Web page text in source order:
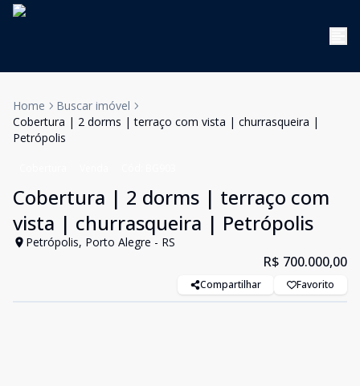
Home
Buscar imóvel
Cobertura | 2 dorms | terraço com vista | churrasqueira |
Petrópolis
Cobertura | 2 dorms | terraço com
vista | churrasqueira | Petrópolis
Petrópolis, Porto Alegre - RS
R$ 700.000,00
Compartilhar Favorito